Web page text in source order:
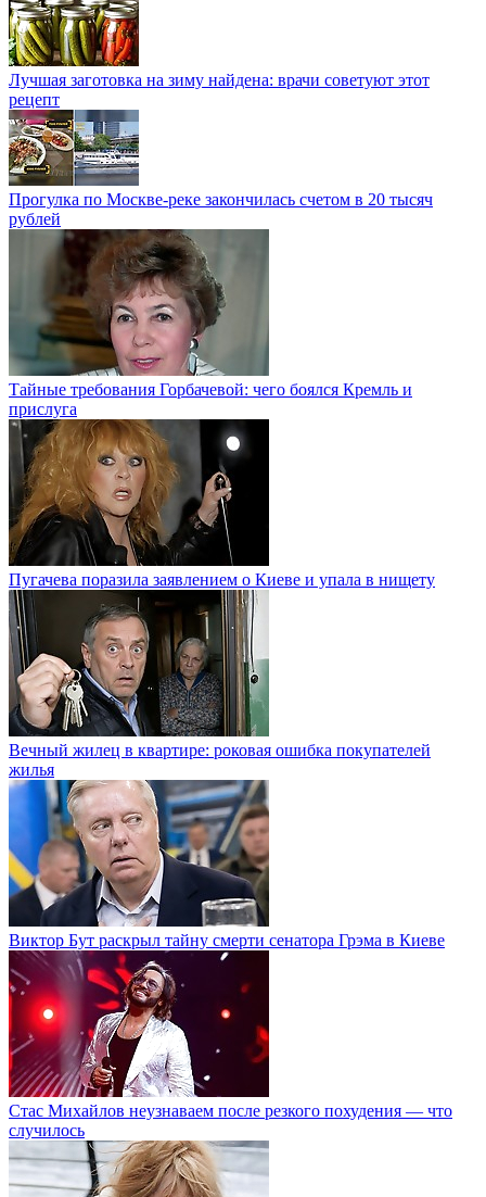
Лучшая заготовка на зиму найдена: врачи советуют этот
рецепт
Прогулка по Москве-реке закончилась счетом в 20 тысяч
рублей
Тайные требования Горбачевой: чего боялся Кремль и
прислуга
Пугачева поразила заявлением о Киеве и упала в нищету
Вечный жилец в квартире: роковая ошибка покупателей
жилья
Виктор Бут раскрыл тайну смерти сенатора Грэма в Киеве
Стас Михайлов неузнаваем после резкого похудения — что
случилось